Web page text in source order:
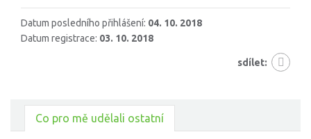
Datum posledního přihlášení: 04. 10. 2018
Datum registrace: 03. 10. 2018
sdílet:
Co pro mě udělali ostatní